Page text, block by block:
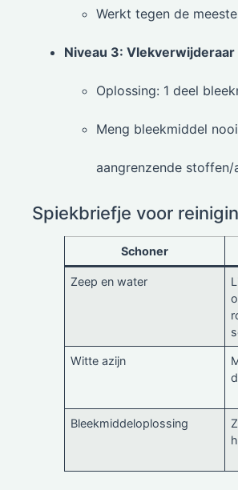
Werkt tegen de
Niveau 3:
Oplossing: 1 deel
Meng bleekmiddel
aangrenzende stoffen/
Spiekbriefje voor
Schoner
Zeep en water
Witte azijn
Bleekmiddeloplossing